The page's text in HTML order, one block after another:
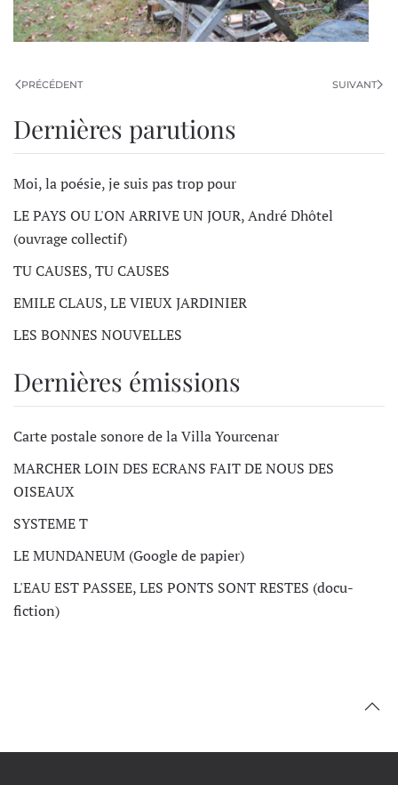
PRÉCÉDENT SUIVANT
Dernières parutions
Moi, la poésie, je suis pas trop pour
LE PAYS OU L'ON ARRIVE UN JOUR, André Dhôtel
(ouvrage collectif)
TU CAUSES, TU CAUSES
EMILE CLAUS, LE VIEUX JARDINIER
LES BONNES NOUVELLES
Dernières émissions
Carte postale sonore de la Villa Yourcenar
MARCHER LOIN DES ECRANS FAIT DE NOUS DES
OISEAUX
SYSTEME T
LE MUNDANEUM (Google de papier)
L'EAU EST PASSEE, LES PONTS SONT RESTES (docu-
fiction)